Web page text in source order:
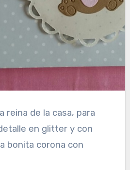
reina de la casa, para
en glitter y con
bonita corona con